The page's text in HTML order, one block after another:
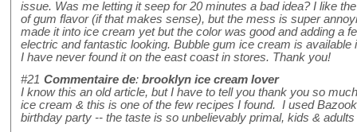
issue. Was me letting it seep for 20 minutes a bad idea? I like
of gum flavor (if that makes sense), but the mess is super
made it into ice cream yet but the color was good and adding a
electric and fantastic looking. Bubble gum ice cream is
I have never found it on the east coast in stores. Thank you!
#21 Commentaire de: brooklyn ice cream lover
I know this an old article, but I have to tell you thank you so
ice cream & this is one of the few recipes I found. I used
birthday party -- the taste is so unbelievably primal, kids &